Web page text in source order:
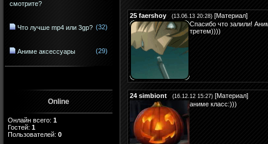
смотрите?
Что лучше mp4 или 3gp? (32)
Аниме аксессуары (29)
Online
Онлайн всего: 1
Гостей: 1
Пользователей: 0
25 faershoy (13.06.13 20:28) [Материал]
Спасибо что залили!
третем))))
24 simbiont (16.12.12 15:27) [Материал]
аниме класс:)))